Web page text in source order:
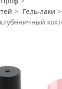
Гель-лаки